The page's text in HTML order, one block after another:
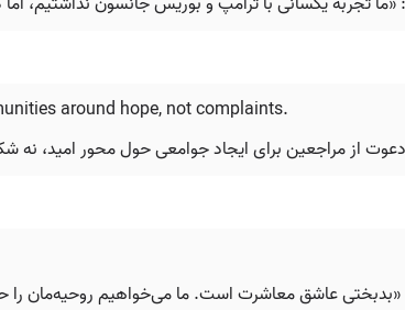
around hope, not complaints.
دعوت از مراجعین برای ایجاد جوامعی حول محور امید،
عاشق معاشرت است. ما می‌خواهیم روحیه‌مان را